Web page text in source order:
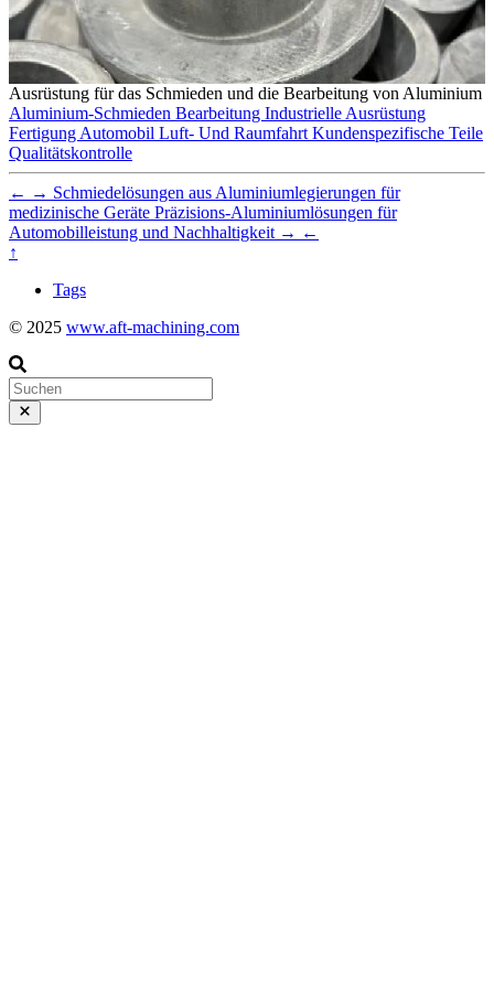
Ausrüstung für das Schmieden und die Bearbeitung von Aluminium
Aluminium-Schmieden Bearbeitung Industrielle Ausrüstung
Fertigung Automobil Luft- Und Raumfahrt Kundenspezifische Teile
Qualitätskontrolle
← → Schmiedelösungen aus Aluminiumlegierungen für
medizinische Geräte Präzisions-Aluminiumlösungen für
Automobilleistung und Nachhaltigkeit → ←
↑
Tags
© 2025 www.aft-machining.com